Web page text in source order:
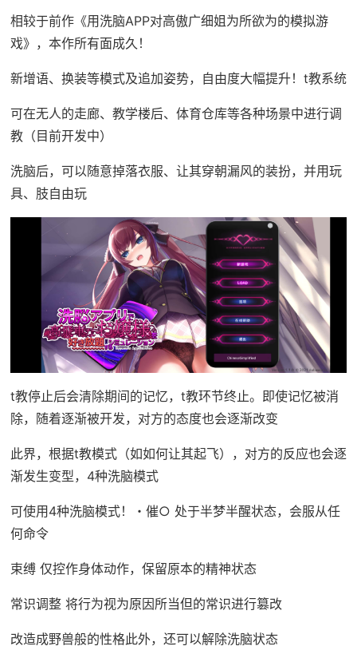
相较于前作《用洗脑APP对高傲广细姐为所欲为的模拟游
戏》，本作所有面成久！
新增语、换装等模式及追加姿势，自由度大幅提升！t教系统
可在无人的走廊、教学楼后、体育仓库等各种场景中进行调
教（目前开发中）
洗脑后，可以随意掉落衣服、让其穿朝漏风的装扮，并用玩
具、肢自由玩
t教停止后会清除期间的记忆，t教环节终止。即使记忆被消
除，随着逐渐被开发，对方的态度也会逐渐改变
此界，根据t教模式（如如何让其起飞），对方的反应也会逐
渐发生变型，4种洗脑模式
可使用4种洗脑模式！・催○ 处于半梦半醒状态，会服从任
何命令
束缚 仅控作身体动作，保留原本的精神状态
常识调整 将行为视为原因所当但的常识进行篡改
改造成野兽般的性格此外，还可以解除洗脑状态